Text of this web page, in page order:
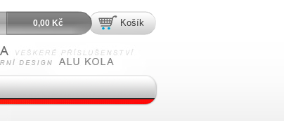
Košík
0,00 Kč